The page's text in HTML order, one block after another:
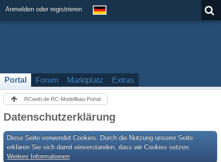
Anmelden oder registrieren
Portal Forum Marktplatz Extras
RCweb.de RC-Modellbau-Portal
Datenschutzerklärung
Diese Seite verwendet Cookies. Durch die Nutzung unserer Seite
erklären Sie sich damit einverstanden, dass wir Cookies setzen.
Weitere Informationen